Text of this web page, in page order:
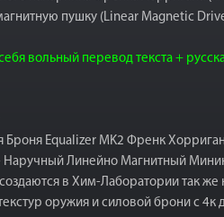
пушку (Linear Magnetic
вольный перевод текста +
Equalizer MK2 Френк
Линейно Магнитный
в Хим-Лаборатории так же
оружия и силовой брони с 4к